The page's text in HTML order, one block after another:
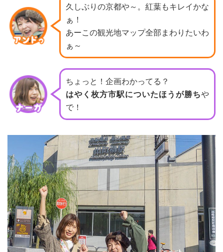
久しぶりの京都や～。紅葉もキレイかな
ぁ！
あーこの観光地マップ全部まわりたいわ
ぁ～
ちょっと！企画わかってる？
はやく枚方市駅についたほうが勝ちや
で！